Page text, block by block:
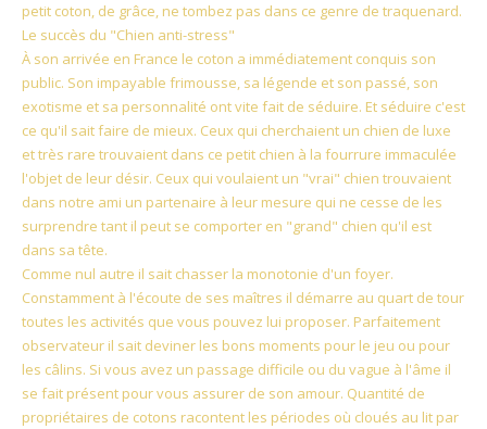
petit coton, de grâce, ne tombez pas dans ce genre de traquenard.
Le succès du "Chien anti-stress"
À son arrivée en France le coton a immédiatement conquis son
public. Son impayable frimousse, sa légende et son passé, son
exotisme et sa personnalité ont vite fait de séduire. Et séduire c'est
ce qu'il sait faire de mieux. Ceux qui cherchaient un chien de luxe
et très rare trouvaient dans ce petit chien à la fourrure immaculée
l'objet de leur désir. Ceux qui voulaient un "vrai" chien trouvaient
dans notre ami un partenaire à leur mesure qui ne cesse de les
surprendre tant il peut se comporter en "grand" chien qu'il est
dans sa tête.
Comme nul autre il sait chasser la monotonie d'un foyer.
Constamment à l'écoute de ses maîtres il démarre au quart de tour
toutes les activités que vous pouvez lui proposer. Parfaitement
observateur il sait deviner les bons moments pour le jeu ou pour
les câlins. Si vous avez un passage difficile ou du vague à l'âme il
se fait présent pour vous assurer de son amour. Quantité de
propriétaires de cotons racontent les périodes où cloués au lit par